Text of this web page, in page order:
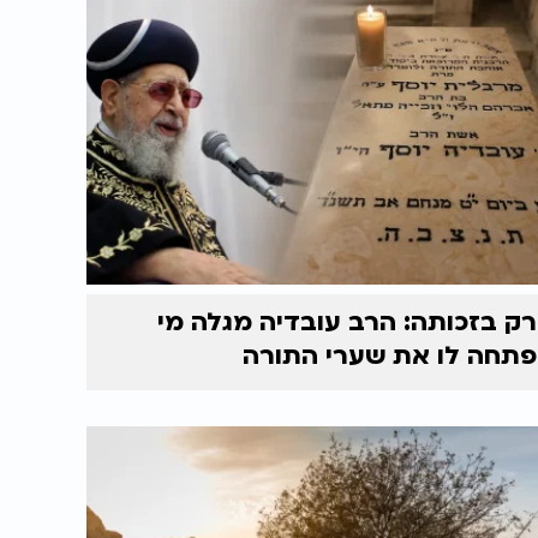
רק בזכותה: הרב עובדיה מגלה מי
פתחה לו את שערי התורה